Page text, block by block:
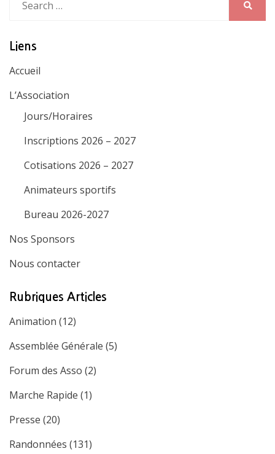
for:
Liens
Accueil
L’Association
Jours/Horaires
Inscriptions 2026 – 2027
Cotisations 2026 – 2027
Animateurs sportifs
Bureau 2026-2027
Nos Sponsors
Nous contacter
Rubriques Articles
Animation (12)
Assemblée Générale (5)
Forum des Asso (2)
Marche Rapide (1)
Presse (20)
Randonnées (131)